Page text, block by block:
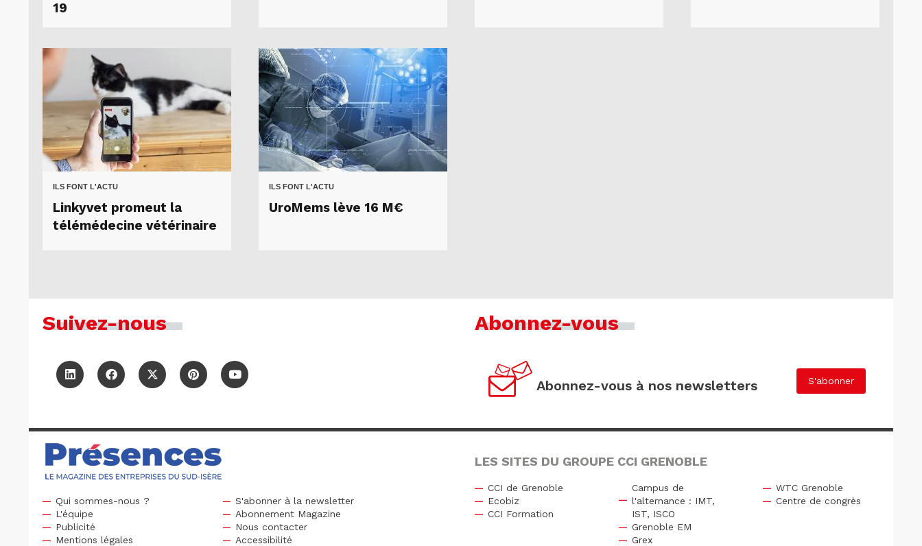
19
ILS FONT L'ACTU
Linkyvet promeut la
télémédecine vétérinaire
ILS FONT L'ACTU
UroMems lève 16 M€
Suivez-nous Abonnez-vous
Abonnez-vous à nos newsletters S'abonner
Qui sommes-nous ?
L'équipe
Publicité
S'abonner à la newsletter
Abonnement Magazine
Nous contacter
Mentions légales
Accessibilité
LES SITES DU GROUPE CCI GRENOBLE
CCI de Grenoble
Ecobiz
CCI Formation
Campus de
l'alternance : IMT,
IST, ISCO
Grenoble EM
Grex
WTC Grenoble
Centre de congrès